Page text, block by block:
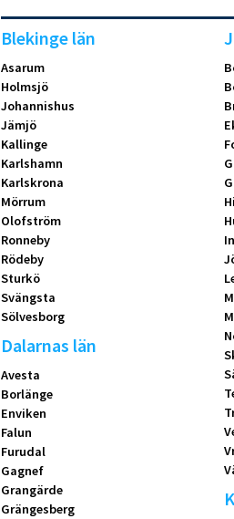
Blekinge län
Asarum
Holmsjö
Johannishus
Jämjö
Kallinge
Karlshamn
Karlskrona
Mörrum
Olofström
Ronneby
Rödeby
Sturkö
Svängsta
Sölvesborg
Dalarnas län
Avesta
Borlänge
Enviken
Falun
Furudal
Gagnef
Grangärde
Grängesberg